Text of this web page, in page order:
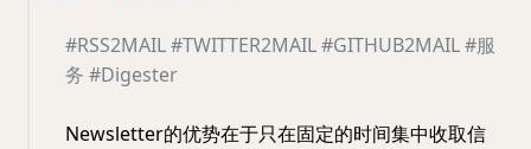
#RSS2MAIL#TWITTER2MAIL#GITHUB2MAIL#服
务 #Digester
Newsletter的优势在于只在固定的时间集中收取信